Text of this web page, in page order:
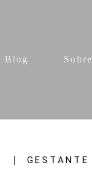
Blog Sobre
GESTANTE